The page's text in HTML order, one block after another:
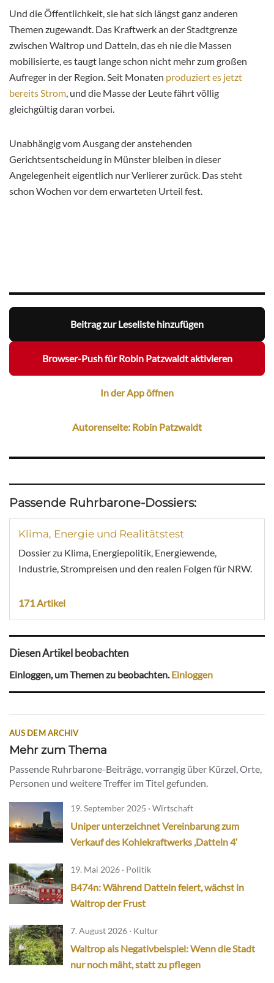
Und die Öffentlichkeit, sie hat sich längst ganz anderen
Themen zugewandt. Das Kraftwerk an der Stadtgrenze
zwischen Waltrop und Datteln, das eh nie die Massen
mobilisierte, es taugt lange schon nicht mehr zum großen
Aufreger in der Region. Seit Monaten produziert es jetzt
bereits Strom, und die Masse der Leute fährt völlig
gleichgültig daran vorbei.
Unabhängig vom Ausgang der anstehenden
Gerichtsentscheidung in Münster bleiben in dieser
Angelegenheit eigentlich nur Verlierer zurück. Das steht
schon Wochen vor dem erwarteten Urteil fest.
Beitrag zur Leseliste hinzufügen
Browser-Push für Robin Patzwaldt aktivieren
In der App öffnen
Autorenseite: Robin Patzwaldt
Passende Ruhrbarone-Dossiers:
Klima, Energie und Realitätstest
Dossier zu Klima, Energiepolitik, Energiewende,
Industrie, Strompreisen und den realen Folgen für NRW.
171 Artikel
Diesen Artikel beobachten
Einloggen, um Themen zu beobachten.Einloggen
AUS DEM ARCHIV
Mehr zum Thema
Passende Ruhrbarone-Beiträge, vorrangig über Kürzel, Orte,
Personen und weitere Treffer im Titel gefunden.
19. September 2025 · Wirtschaft
Uniper unterzeichnet Vereinbarung zum
Verkauf des Kohlekraftwerks ‚Datteln 4‘
19. Mai 2026 · Politik
B474n: Während Datteln feiert, wächst in
Waltrop der Frust
7. August 2026 · Kultur
Waltrop als Negativbeispiel: Wenn die Stadt
nur noch mäht, statt zu pflegen